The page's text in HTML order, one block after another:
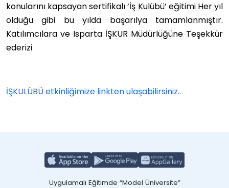
konularını kapsayan sertifikalı ‘İş Kulübü’ eğitimi Her yıl
olduğu gibi bu yılda başarılya tamamlanmıştır.
Katılımcılara ve Isparta İŞKUR Müdürlüğüne Teşekkür
ederizi
İŞKULÜBÜ etkinliğimize linkten ulaşabilirsiniz..
Uygulamalı Eğitimde “Model Üniversite”